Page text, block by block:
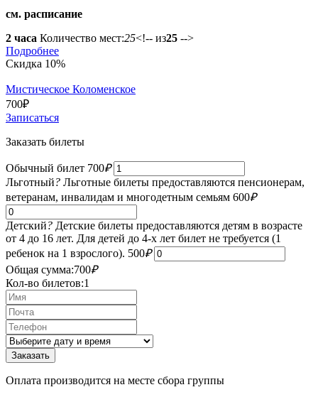
см. расписание
2 часа Количество мест:25<!-- из25 -->
Подробнее
Скидка 10%
Мистическое Коломенское
700₽
Записаться
Заказать билеты
Обычный билет 700₽
Льготный? Льготные билеты предоставляются пенсионерам,
ветеранам, инвалидам и многодетным семьям 600₽
Детский? Детские билеты предоставляются детям в возрасте
от 4 до 16 лет. Для детей до 4-х лет билет не требуется (1
ребенок на 1 взрослого). 500₽
Общая сумма:700₽
Кол-во билетов:1
Оплата производится на месте сбора группы